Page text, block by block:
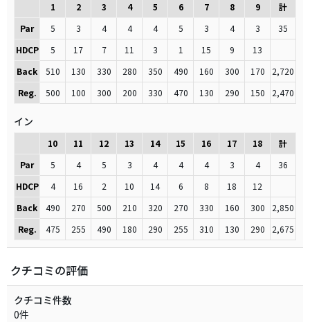
1 2 3 4 5 6 7 8 9
計
Par
5 3 4 4 4 5 3 4 3
35
HDCP
5 17 7 11 3 1 15 9
13
Back
510 130 330 280 350 490 160 300 170
2,720
Reg.
500 100 300 200 330 470 130 290 150 2,470
イン
10 11 12 13 14 15 16 17 18
計
Par
5 4 5 3 4 4 4 3 4
36
HDCP
4 16 2 10 14 6 8 18
12
Back
490 270 500 210 320 270 330 160 300
2,850
Reg.
475 255 490 180 290 255 310 130 290 2,675
クチコミの評価
クチコミ件数
0件